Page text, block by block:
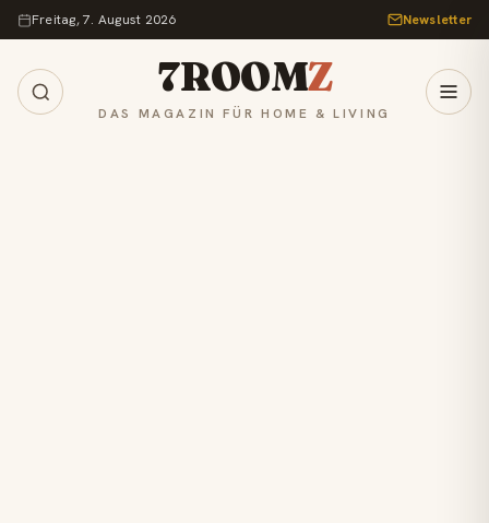
Zum Inhalt springen
Freitag, 7. August 2026 Newsletter
7ROOMZ
DAS MAGAZIN FÜR HOME & LIVING